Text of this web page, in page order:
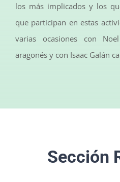
los más implicados y los
que participan en estas
varias ocasiones con
aragonés y con Isaac Galán
Sección